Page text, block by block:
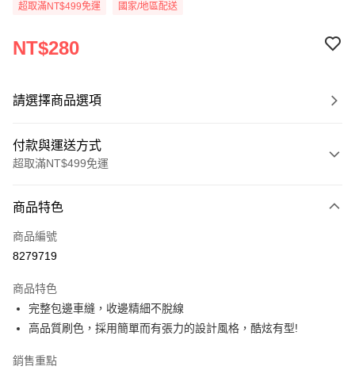
超取滿NT$499免運 國家/地區配送
NT$280
請選擇商品選項
付款與運送方式
超取滿NT$499免運
信用卡一次付款
超商取貨付款
Apple Pay
街口支付
悠遊付
商品特色
商品編號
8279719
商品特色
完整包邊車縫，收邊精細不脫線
高品質刷色，採用簡單而有張力的設計風格，酷炫有型!
銷售重點